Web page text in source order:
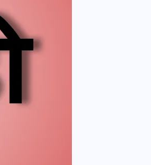
पुनरीक्षण कार्यक्रम में
देखें नई तारीखों की